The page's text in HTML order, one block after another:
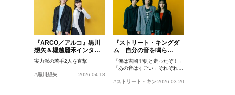
『ARCO／アルコ』黒川
想矢＆堀越麗禾インタビ
ュー
実力派の若手2人を直撃
#黒川想矢 2026.04.18
『ストリート・キングダ
ム 自分の音を鳴ら
せ。』峯田和伸、若葉竜
也、吉岡里帆インタビュ
ー
「俺は吉岡里帆と走ったぞ！」
「あの音はすごい」それぞれの
#ストリート・キングダム 自分の音を鳴らせ。
2026.03.20